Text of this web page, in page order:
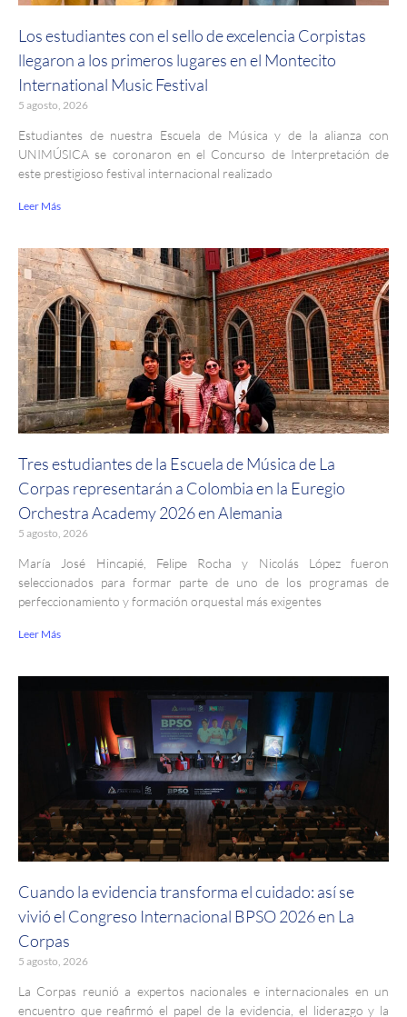
Los estudiantes con el sello de excelencia Corpistas
llegaron a los primeros lugares en el Montecito
International Music Festival
5 agosto, 2026
Estudiantes de nuestra Escuela de Música y de la alianza con
UNIMÚSICA se coronaron en el Concurso de Interpretación de
este prestigioso festival internacional realizado
Leer Más
Tres estudiantes de la Escuela de Música de La
Corpas representarán a Colombia en la Euregio
Orchestra Academy 2026 en Alemania
5 agosto, 2026
María José Hincapié, Felipe Rocha y Nicolás López fueron
seleccionados para formar parte de uno de los programas de
perfeccionamiento y formación orquestal más exigentes
Leer Más
Cuando la evidencia transforma el cuidado: así se
vivió el Congreso Internacional BPSO 2026 en La
Corpas
5 agosto, 2026
La Corpas reunió a expertos nacionales e internacionales en un
encuentro que reafirmó el papel de la evidencia, el liderazgo y la